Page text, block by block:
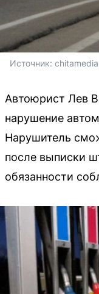
Источник:
Автоюрист Лев
нарушение
Нарушитель
после выписки
обязанности